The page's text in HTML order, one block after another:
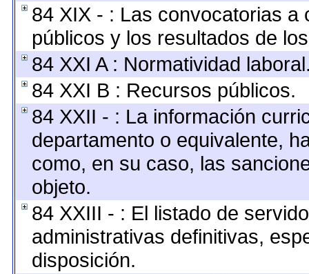
84 XIX - : Las convocatorias
públicos y los resultados de
84 XXI A : Normatividad
84 XXI B : Recursos públicos.
84 XXII - : La información
departamento o equivalente,
como, en su caso, las
objeto.
84 XXIII - : El listado de
administrativas definitivas,
disposición.